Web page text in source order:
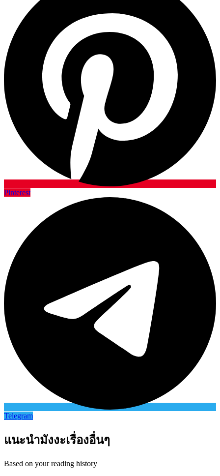
Pinterest
Telegram
แนะนำมังงะเรื่องอื่นๆ
Based on your reading history